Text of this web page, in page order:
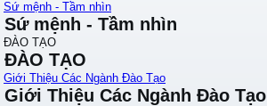
Sứ mệnh - Tầm nhìn
Sứ mệnh - Tầm nhìn
ĐÀO TẠO
ĐÀO TẠO
Giới Thiệu Các Ngành Đào Tạo
Giới Thiệu Các Ngành Đào Tạo